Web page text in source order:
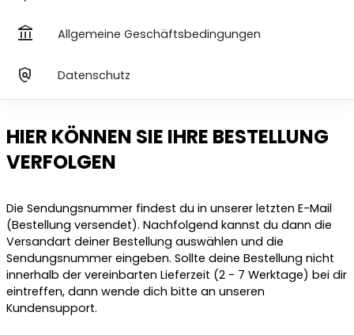
account_balance Allgemeine Geschäftsbedingungen
policy Datenschutz
HIER KÖNNEN SIE IHRE BESTELLUNG
VERFOLGEN
Die Sendungsnummer findest du in unserer letzten E-Mail
(Bestellung versendet). Nachfolgend kannst du dann die
Versandart deiner Bestellung auswählen und die
Sendungsnummer eingeben. Sollte deine Bestellung nicht
innerhalb der vereinbarten Lieferzeit (2 - 7 Werktage) bei dir
eintreffen, dann wende dich bitte an unseren
Kundensupport.